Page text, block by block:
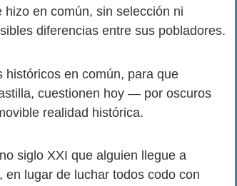
en común, sin selección ni
diferencias entre sus pobladores.
históricos en común, para que
cuestionen hoy — por oscuros
realidad histórica.
siglo XXI que alguien llegue a
lugar de luchar todos codo con